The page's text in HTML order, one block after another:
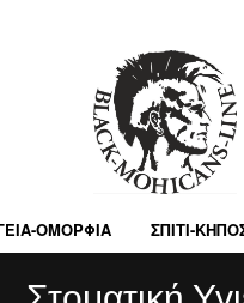
ΟΜΟΡΦΙΑ ΣΠΙΤΙ-